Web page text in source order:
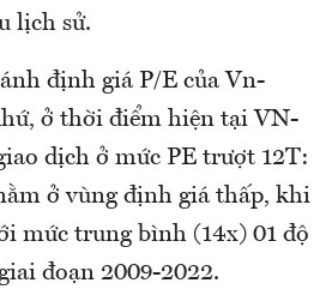
lịch sử.
định giá P/E của Vn-
ở thời điểm hiện tại VN-
dịch ở mức PE trượt 12T:
ở vùng định giá thấp, khi
mức trung bình (14x) 01 độ
đoạn 2009-2022.